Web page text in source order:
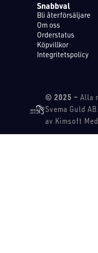
Snabbval
Bli återförsäljare
Om oss
Orderstatus
Köpvillkor
Integritetspolicy
© 2025 – Alla
Svema Guld
av Kimsoft